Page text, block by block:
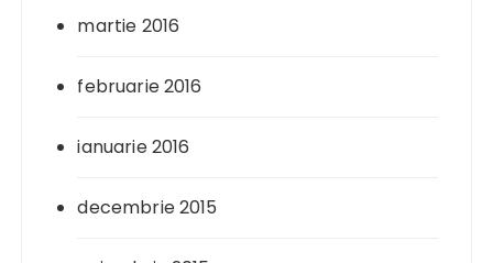
martie 2016
februarie 2016
ianuarie 2016
decembrie 2015